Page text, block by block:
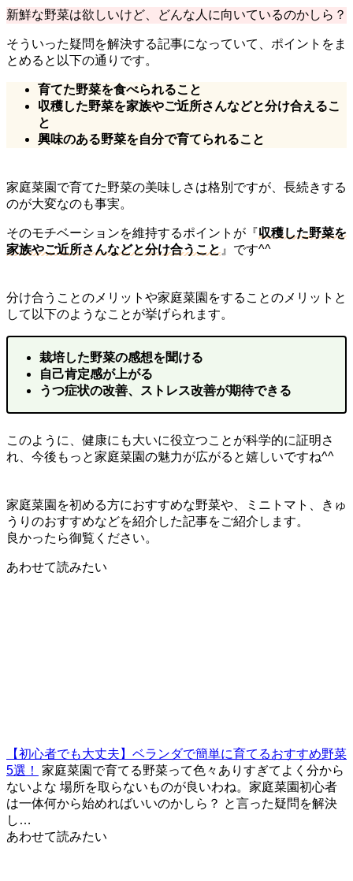
新鮮な野菜は欲しいけど、どんな人に向いているのかしら？
そういった疑問を解決する記事になっていて、ポイントをま
とめると以下の通りです。
育てた野菜を食べられること
収穫した野菜を家族やご近所さんなどと分け合えるこ
と
興味のある野菜を自分で育てられること
家庭菜園で育てた野菜の美味しさは格別ですが、長続きする
のが大変なのも事実。
そのモチベーションを維持するポイントが『収穫した野菜を
家族やご近所さんなどと分け合うこと 』です^^
分け合うことのメリットや家庭菜園をすることのメリットと
して以下のようなことが挙げられます。
栽培した野菜の感想を聞ける
自己肯定感が上がる
うつ症状の改善、ストレス改善が期待できる
このように、健康にも大いに役立つことが科学的に証明さ
れ、今後もっと家庭菜園の魅力が広がると嬉しいですね^^
家庭菜園を初める方におすすめな野菜や、ミニトマト、きゅ
うりのおすすめなどを紹介した記事をご紹介します。
良かったら御覧ください。
あわせて読みたい
【初心者でも大丈夫】ベランダで簡単に育てるおすすめ野菜
5選！
家庭菜園で育てる野菜って色々ありすぎてよく分から
ないよな 場所を取らないものが良いわね。家庭菜園初心者
は一体何から始めればいいのかしら？ と言った疑問を解決
し…
あわせて読みたい